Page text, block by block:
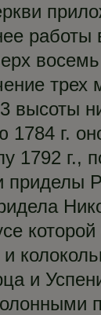
работы
трех
высоты
1784 г.
1792 г.,
приделы
и